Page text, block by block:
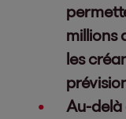
millions
les
Au-delà